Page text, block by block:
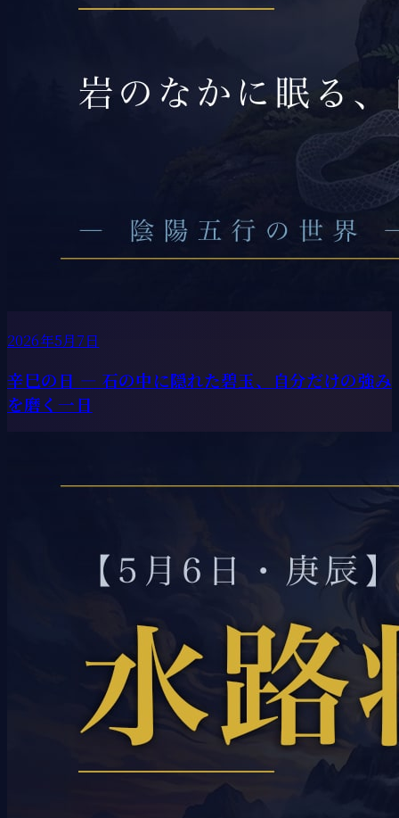
2026年5月7日
辛巳の日 ― 石の中に隠れた碧玉、自分だけの強み
を磨く一日